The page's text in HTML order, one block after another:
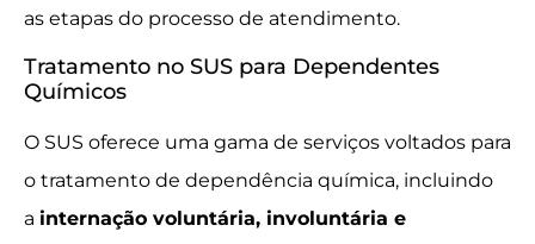
as etapas do processo de atendimento.
Tratamento no SUS para Dependentes
Químicos
O SUS oferece uma gama de serviços voltados para
o tratamento de dependência química, incluindo
a internação voluntária, involuntária e